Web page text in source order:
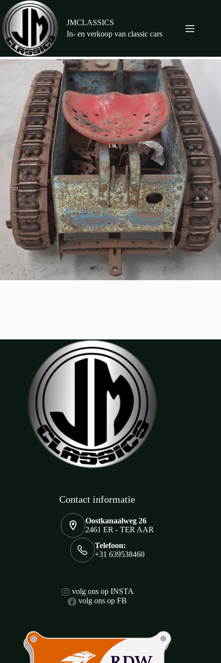
naar
de
inhoud
JMCLASSICS
In- en verkoop van classic cars
Contact informatie
Oostkanaalweg 26
2461 ER - TER AAR
Telefoon:
+31 639538460
volg ons op INSTA
volg ons op FB